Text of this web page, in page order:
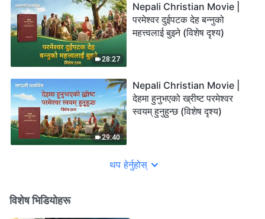
28:27
Nepali Christian Movie |
परमेश्‍वर दुईपटक देह बन्‍नुको
महत्त्वलाई बुझ्ने (विशेष दृश्य)
29:40
Nepali Christian Movie |
देहमा हुनुभएको ख्रीष्‍ट परमेश्‍वर
स्वयम्‌ हुनुहुन्छ (विशेष दृश्य)
थप हेर्नुहोस्
विशेष भिडियोहरू